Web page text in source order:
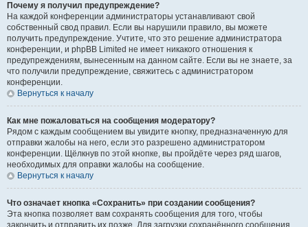
Почему я получил предупреждение?
На каждой конференции администраторы устанавливают свой
собственный свод правил. Если вы нарушили правило, вы можете
получить предупреждение. Учтите, что это решение администратора
конференции, и phpBB Limited не имеет никакого отношения к
предупреждениям, вынесенным на данном сайте. Если вы не знаете, за
что получили предупреждение, свяжитесь с администратором
конференции.
Вернуться к началу
Как мне пожаловаться на сообщения модератору?
Рядом с каждым сообщением вы увидите кнопку, предназначенную для
отправки жалобы на него, если это разрешено администратором
конференции. Щёлкнув по этой кнопке, вы пройдёте через ряд шагов,
необходимых для оправки жалобы на сообщение.
Вернуться к началу
Что означает кнопка «Сохранить» при создании сообщения?
Эта кнопка позволяет вам сохранять сообщения для того, чтобы